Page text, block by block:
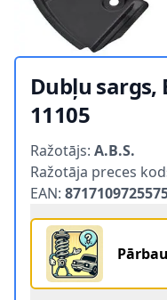
Dubļu sargs,
11105
Ražotājs: A.B.S.
Ražotāja preces
EAN: